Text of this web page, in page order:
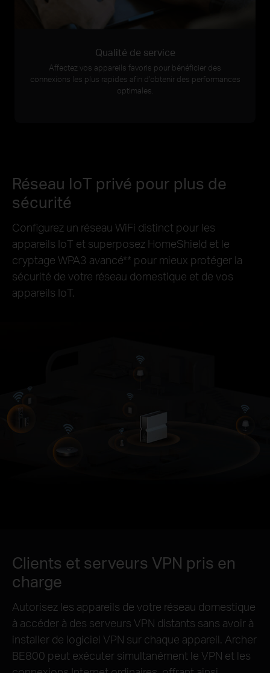
Qualité de service
Affectez vos appareils favoris pour bénéficier des
connexions les plus rapides afin d'obtenir des performances
optimales.
Réseau IoT privé pour plus de
sécurité
Configurez un réseau WiFi distinct pour les
appareils IoT et superposez HomeShield et le
cryptage WPA3 avancé** pour mieux protéger la
sécurité de votre réseau domestique et de vos
appareils IoT.
Clients et serveurs VPN pris en
charge
Autorisez les appareils de votre réseau domestique
à accéder à des serveurs VPN distants sans avoir à
installer de logiciel VPN sur chaque appareil. Archer
BE800 peut exécuter simultanément le VPN et les